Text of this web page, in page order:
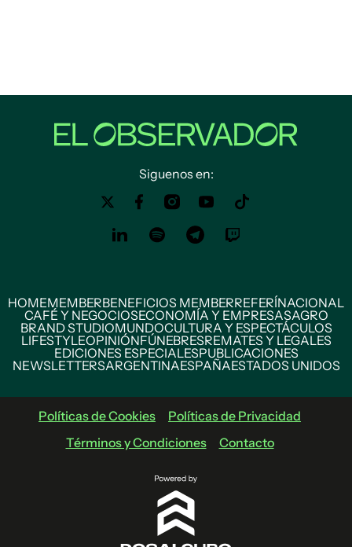
Siguenos en:
HOMEMEMBERBENEFICIOS MEMBERREFERÍNACIONAL
CAFÉ Y NEGOCIOSECONOMÍA Y EMPRESASAGRO
BRAND STUDIOMUNDOCULTURA Y ESPECTÁCULOS
LIFESTYLEOPINIÓNFÚNEBRESREMATES Y LEGALES
EDICIONES ESPECIALESPUBLICACIONES
NEWSLETTERSARGENTINAESPAÑAESTADOS UNIDOS
Políticas de Cookies
Políticas de Privacidad
Términos y Condiciones
Contacto